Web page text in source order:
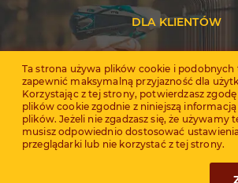
DLA KLIENTÓW
Certyfikaty
Ta strona używa plików cookie i
zapewnić maksymalną przyjazność dla
Korzystając z tej strony, potwierdzasz
plików cookie zgodnie z niniejszą
plików. Jeżeli nie zgadzasz się, że używamy
musisz odpowiednio dostosować
przeglądarki lub nie korzystać z tej strony.